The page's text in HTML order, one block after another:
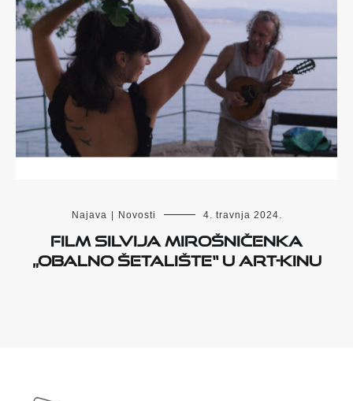
Najava Novosti 4. travnja 2024.
Film Silvija Mirošničenka
„Obalno šetalište“ u Art-kinu